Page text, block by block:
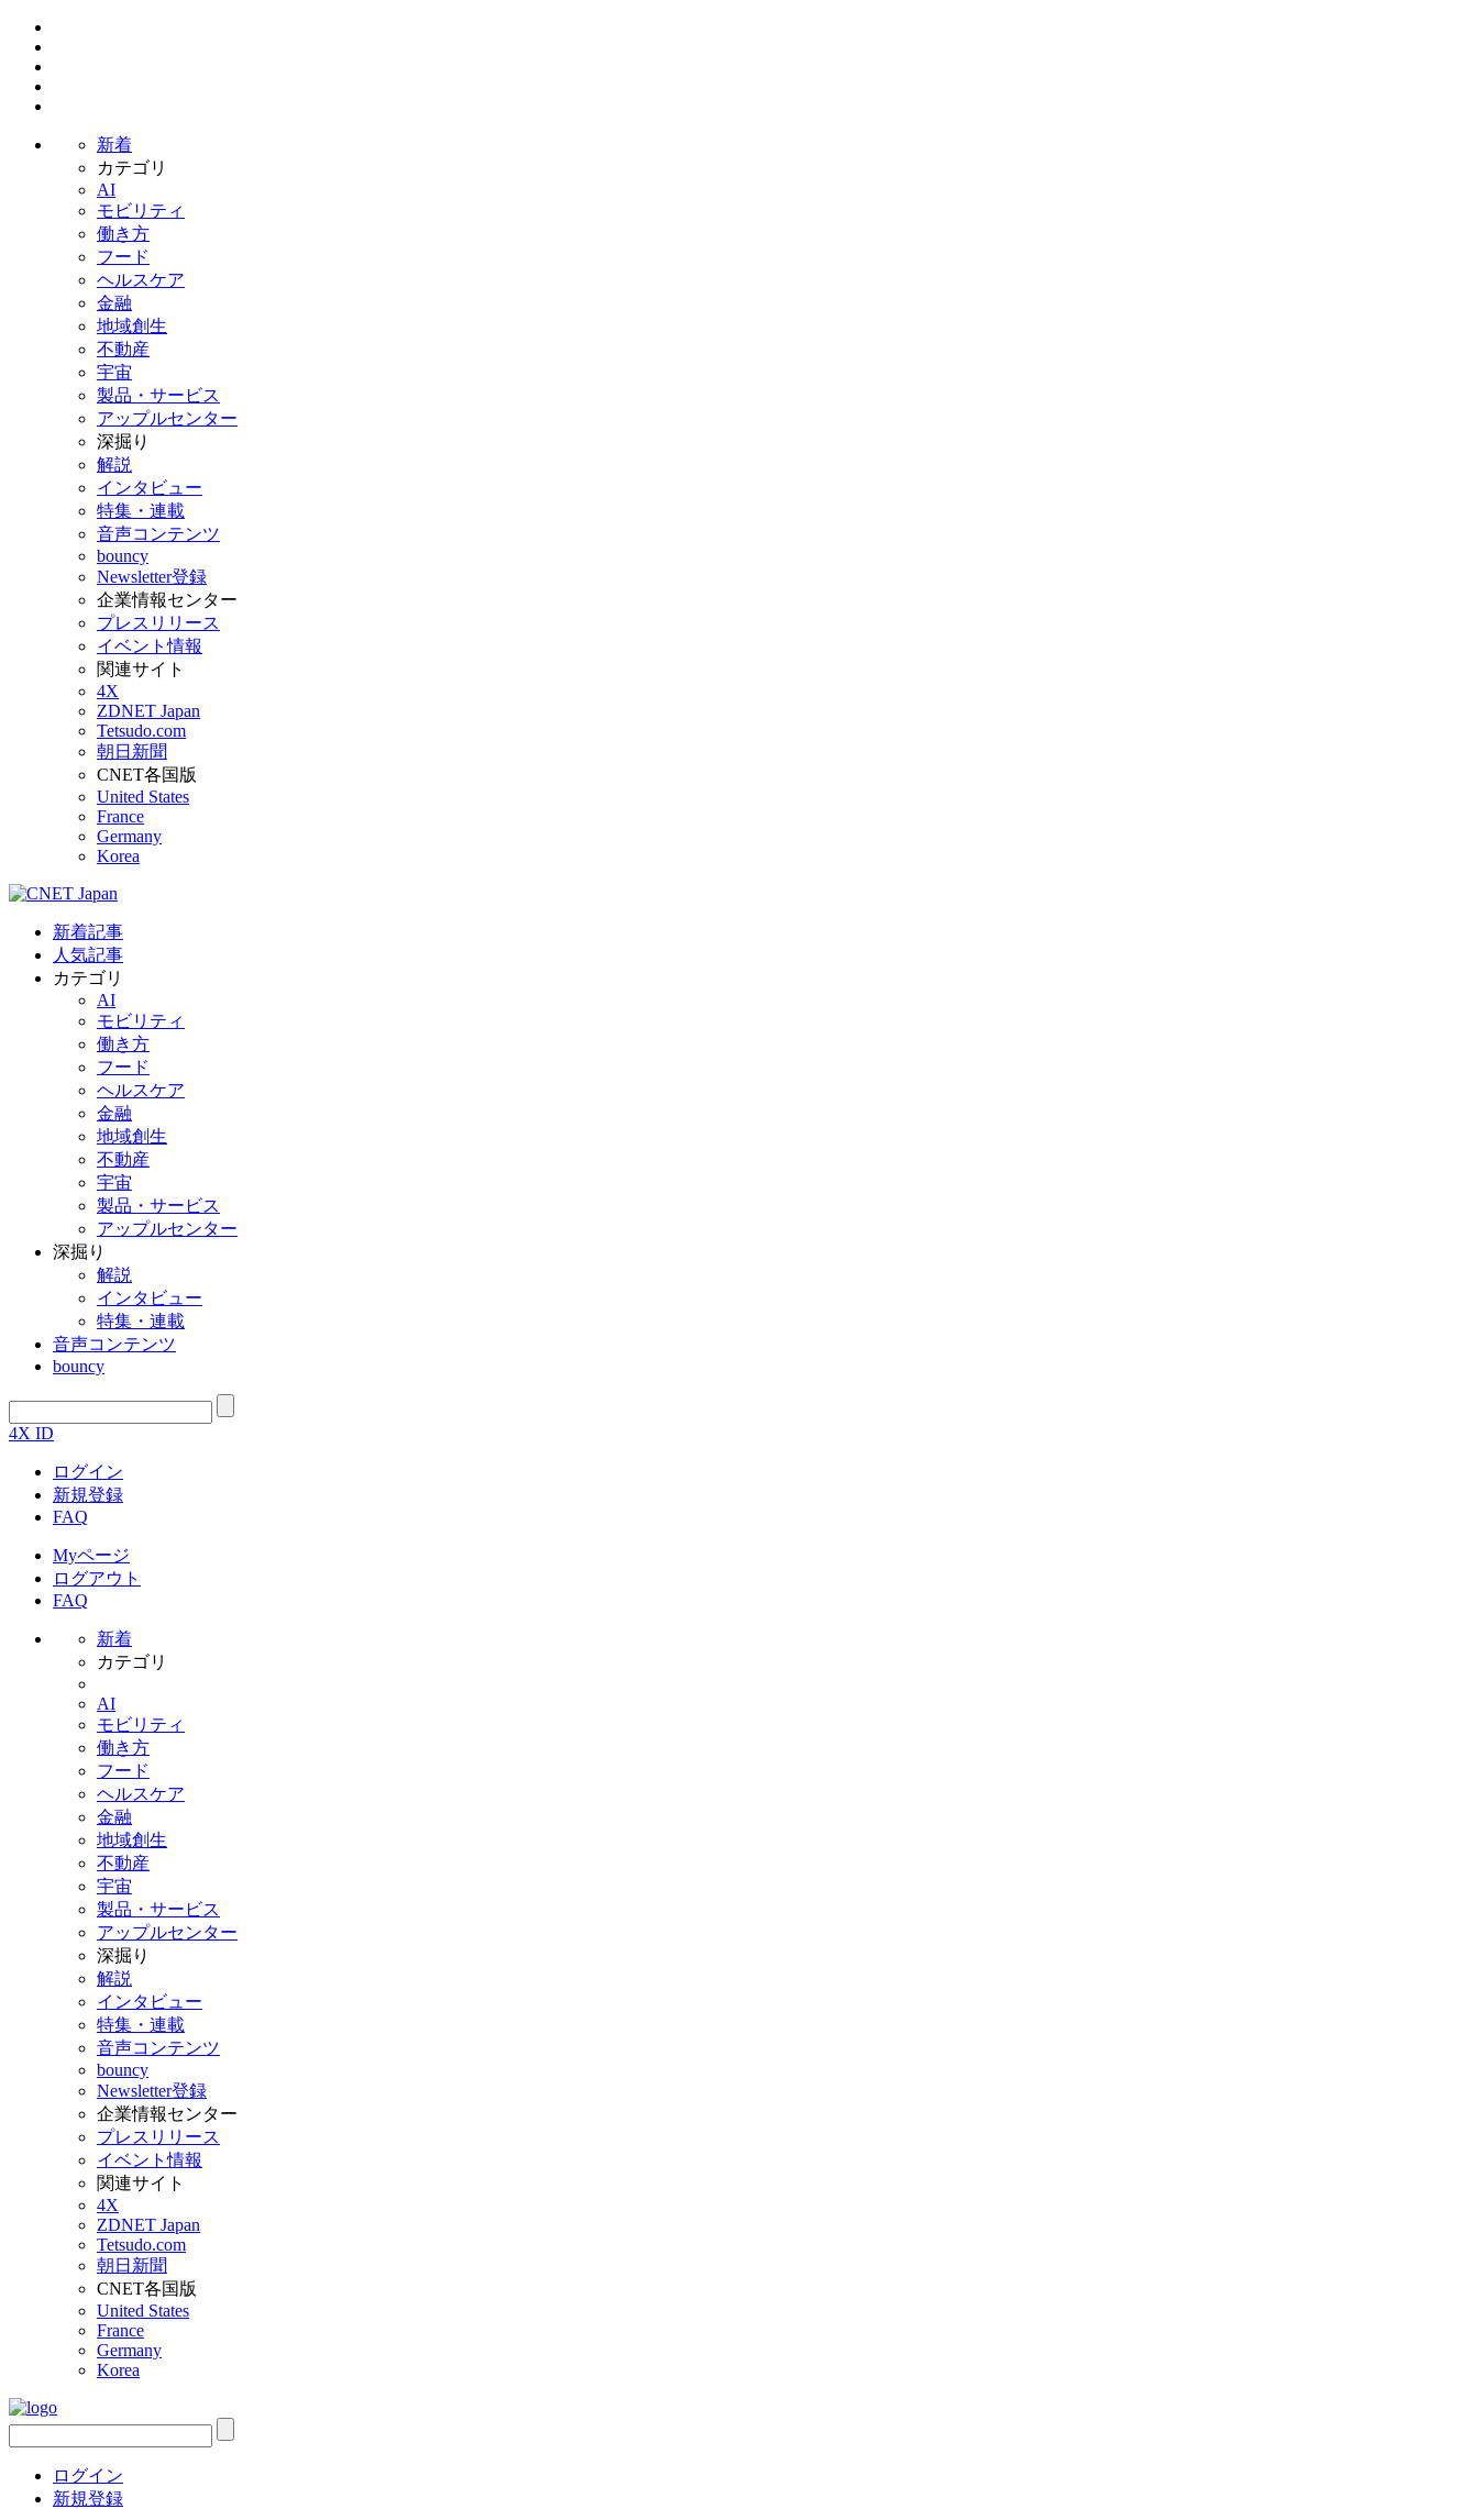
新着
カテゴリ
AI
モビリティ
働き方
フード
ヘルスケア
金融
地域創生
不動産
宇宙
製品・サービス
アップルセンター
深掘り
解説
インタビュー
特集・連載
音声コンテンツ
bouncy
Newsletter登録
企業情報センター
プレスリリース
イベント情報
関連サイト
4X
ZDNET Japan
Tetsudo.com
朝日新聞
CNET各国版
United States
France
Germany
Korea
新着記事
人気記事
カテゴリ
AI
モビリティ
働き方
フード
ヘルスケア
金融
地域創生
不動産
宇宙
製品・サービス
アップルセンター
深掘り
解説
インタビュー
特集・連載
音声コンテンツ
bouncy
4X ID
ログイン
新規登録
FAQ
Myページ
ログアウト
FAQ
新着
カテゴリ
AI
モビリティ
働き方
フード
ヘルスケア
金融
地域創生
不動産
宇宙
製品・サービス
アップルセンター
深掘り
解説
インタビュー
特集・連載
音声コンテンツ
bouncy
Newsletter登録
企業情報センター
プレスリリース
イベント情報
関連サイト
4X
ZDNET Japan
Tetsudo.com
朝日新聞
CNET各国版
United States
France
Germany
Korea
ログイン
新規登録